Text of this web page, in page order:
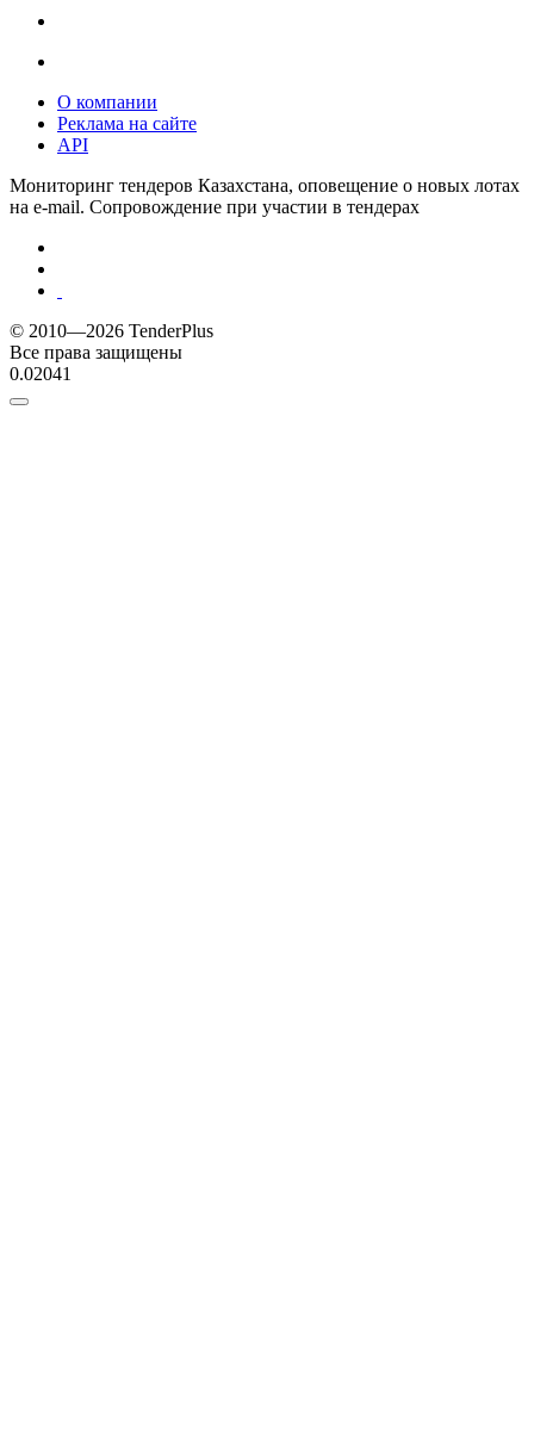
О компании
Реклама на сайте
API
Мониторинг тендеров Казахстана, оповещение о новых лотах
на e-mail. Сопровождение при участии в тендерах
© 2010—2026 TenderPlus
Все права защищены
0.02041